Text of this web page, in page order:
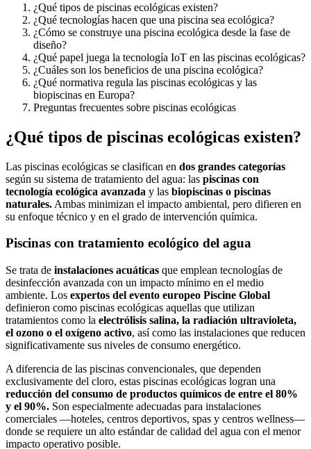
¿Qué tipos de piscinas ecológicas existen?
¿Qué tecnologías hacen que una piscina sea ecológica?
¿Cómo se construye una piscina ecológica desde la fase de
diseño?
¿Qué papel juega la tecnología IoT en las piscinas ecológicas?
¿Cuáles son los beneficios de una piscina ecológica?
¿Qué normativa regula las piscinas ecológicas y las
biopiscinas en Europa?
Preguntas frecuentes sobre piscinas ecológicas
¿Qué tipos de piscinas ecológicas existen?
Las piscinas ecológicas se clasifican en dos grandes categorías
según su sistema de tratamiento del agua: las piscinas con
tecnología ecológica avanzada y las biopiscinas o piscinas
naturales. Ambas minimizan el impacto ambiental, pero difieren en
su enfoque técnico y en el grado de intervención química.
Piscinas con tratamiento ecológico del agua
Se trata de instalaciones acuáticas que emplean tecnologías de
desinfección avanzada con un impacto mínimo en el medio
ambiente. Los expertos del evento europeo Piscine Global
definieron como piscinas ecológicas aquellas que utilizan
tratamientos como la electrólisis salina, la radiación ultravioleta,
el ozono o el oxígeno activo, así como las instalaciones que reducen
significativamente sus niveles de consumo energético.
A diferencia de las piscinas convencionales, que dependen
exclusivamente del cloro, estas piscinas ecológicas logran una
reducción del consumo de productos químicos de entre el 80%
y el 90%. Son especialmente adecuadas para instalaciones
comerciales —hoteles, centros deportivos, spas y centros wellness—
donde se requiere un alto estándar de calidad del agua con el menor
impacto operativo posible.